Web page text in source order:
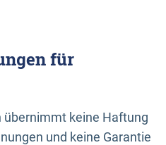
für
übernimmt keine Haftung
und keine Garantie